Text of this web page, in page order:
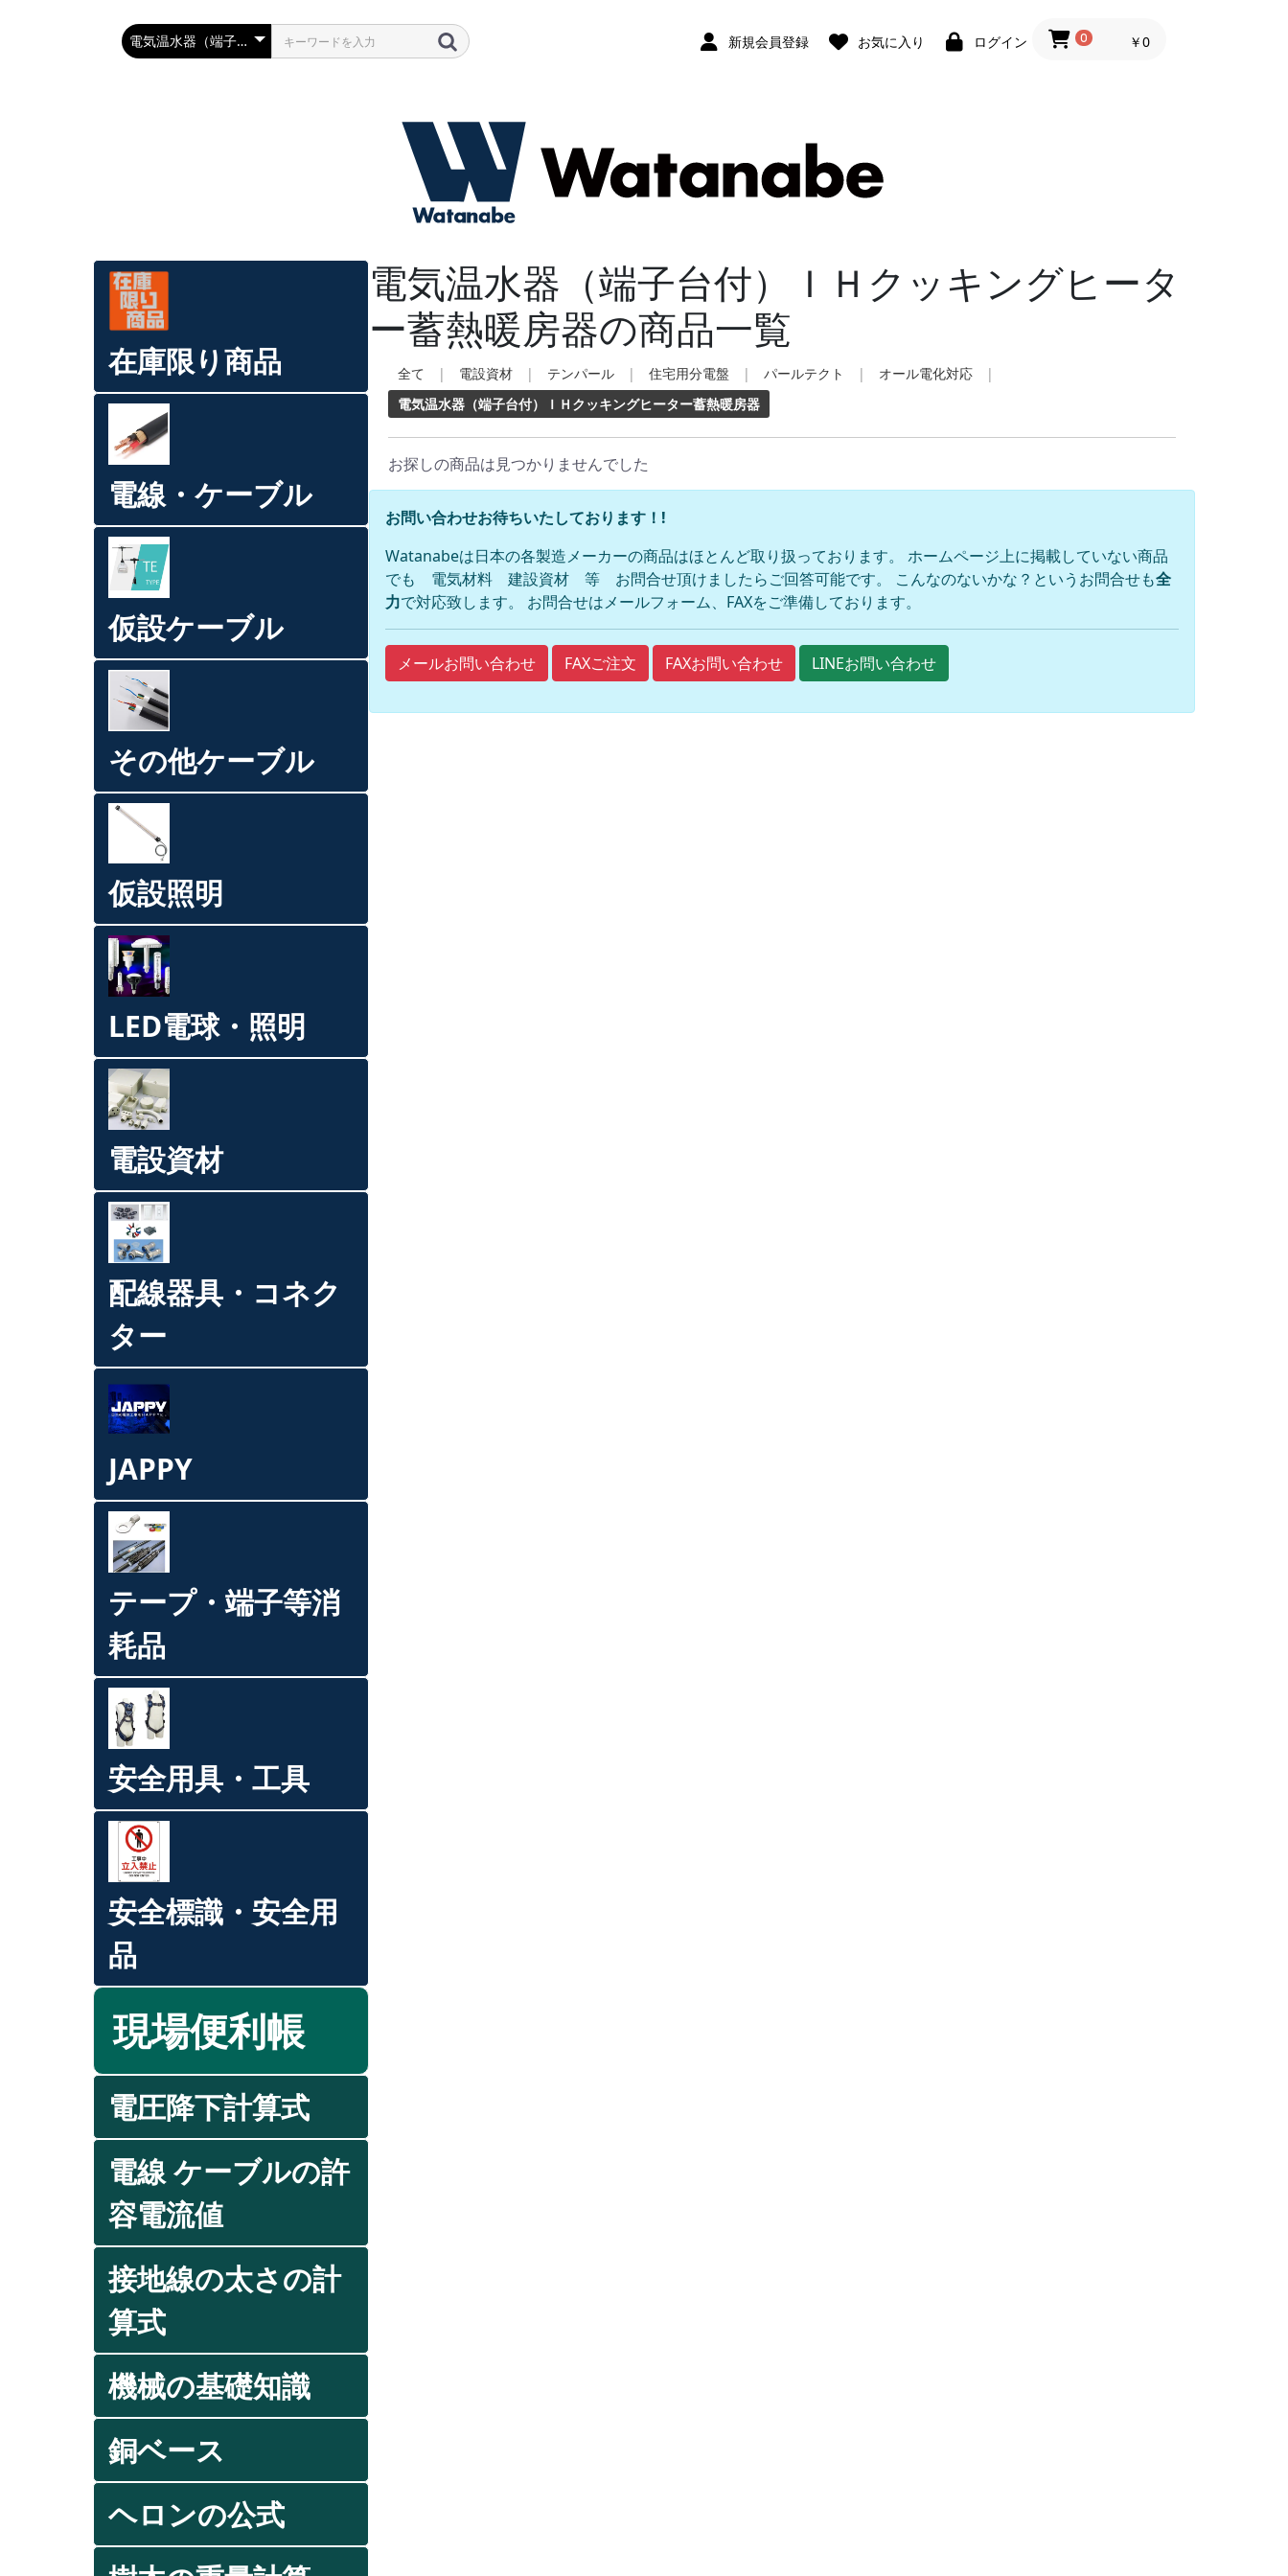
新規会員登録 お気に入り ログイン 0 ￥0
在庫限り商品
電線・ケーブル
仮設ケーブル
その他ケーブル
仮設照明
LED電球・照明
電設資材
配線器具・コネク
ター
JAPPY
テープ・端子等消
耗品
安全用具・工具
安全標識・安全用
品
現場便利帳
電圧降下計算式
電線 ケーブルの許
容電流値
接地線の太さの計
算式
機械の基礎知識
銅ベース
ヘロンの公式
電気温水器（端子台付）ＩＨクッキングヒータ
ー蓄熱暖房器の商品一覧
全て | 電設資材 | テンパール | 住宅用分電盤 | パールテクト | オール電化対応
|
電気温水器（端子台付）ＩＨクッキングヒーター蓄熱暖房器
お探しの商品は見つかりませんでした
お問い合わせお待ちいたしております！!
Watanabeは日本の各製造メーカーの商品はほとんど取り扱っております。 ホームページ上に掲載していない商品
でも 電気材料 建設資材 等 お問合せ頂けましたらご回答可能です。 こんなのないかな？というお問合せも全
力で対応致します。 お問合せはメールフォーム、FAXをご準備しております。
メールお問い合わせ FAXご注文 FAXお問い合わせ LINEお問い合わせ